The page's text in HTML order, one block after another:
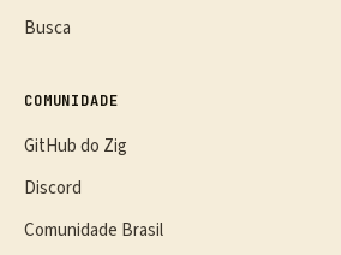
Busca
COMUNIDADE
GitHub do Zig
Discord
Comunidade Brasil